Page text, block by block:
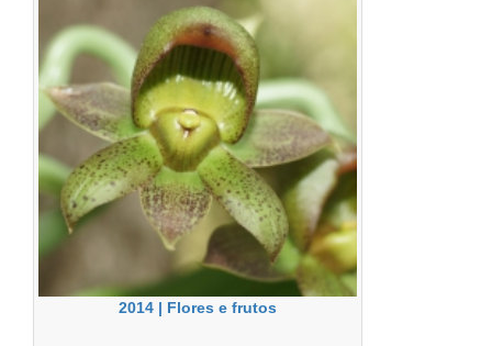
2014 | Flores e frutos